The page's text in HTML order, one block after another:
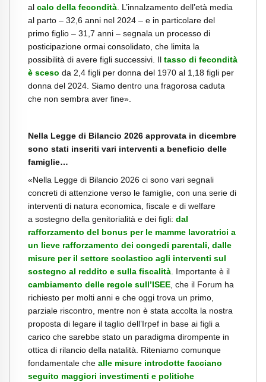
al calo della fecondità . L’innalzamento dell’età media
al parto – 32,6 anni nel 2024 – e in particolare del
primo figlio – 31,7 anni – segnala un processo di
posticipazione ormai consolidato, che limita la
possibilità di avere figli successivi. Il tasso di fecondità
è sceso da 2,4 figli per donna del 1970 al 1,18 figli per
donna del 2024. Siamo dentro una fragorosa caduta
che non sembra aver fine».
Nella Legge di Bilancio 2026 approvata in dicembre
sono stati inseriti vari interventi a beneficio delle
famiglie…
«Nella Legge di Bilancio 2026 ci sono vari segnali
concreti di attenzione verso le famiglie, con una serie di
interventi di natura economica, fiscale e di welfare
a sostegno della genitorialità e dei figli: dal
rafforzamento del bonus per le mamme lavoratrici a
un lieve rafforzamento dei congedi parentali, dalle
misure per il settore scolastico agli interventi sul
sostegno al reddito e sulla fiscalità. Importante è il
cambiamento delle regole sull’ISEE, che il Forum ha
richiesto per molti anni e che oggi trova un primo,
parziale riscontro, mentre non è stata accolta la nostra
proposta di legare il taglio dell’Irpef in base ai figli a
carico che sarebbe stato un paradigma dirompente in
ottica di rilancio della natalità. Riteniamo comunque
fondamentale che alle misure introdotte facciano
seguito maggiori investimenti e politiche